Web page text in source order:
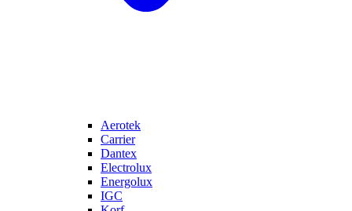
Aerotek
Carrier
Dantex
Electrolux
Energolux
IGC